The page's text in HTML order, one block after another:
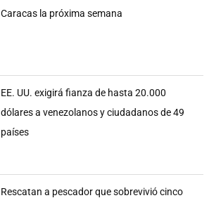
Caracas la próxima semana
EE. UU. exigirá fianza de hasta 20.000
dólares a venezolanos y ciudadanos de 49
países
Rescatan a pescador que sobrevivió cinco